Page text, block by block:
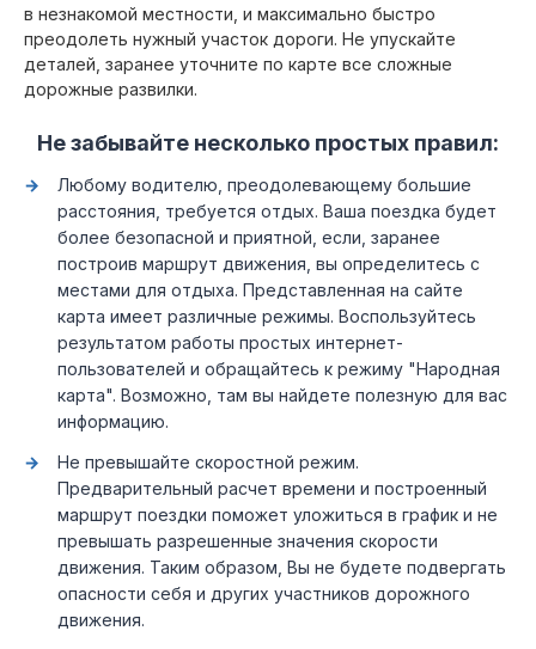
в незнакомой местности, и максимально быстро
преодолеть нужный участок дороги. Не упускайте
деталей, заранее уточните по карте все сложные
дорожные развилки.
Не забывайте несколько простых правил:
Любому водителю, преодолевающему большие
расстояния, требуется отдых. Ваша поездка будет
более безопасной и приятной, если, заранее
построив маршрут движения, вы определитесь с
местами для отдыха. Представленная на сайте
карта имеет различные режимы. Воспользуйтесь
результатом работы простых интернет-
пользователей и обращайтесь к режиму "Народная
карта". Возможно, там вы найдете полезную для вас
информацию.
Не превышайте скоростной режим.
Предварительный расчет времени и построенный
маршрут поездки поможет уложиться в график и не
превышать разрешенные значения скорости
движения. Таким образом, Вы не будете подвергать
опасности себя и других участников дорожного
движения.